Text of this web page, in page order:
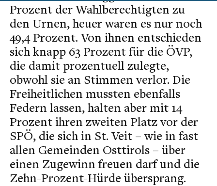
Prozent der Wahlberechtigten zu
den Urnen, heuer waren es nur noch
49,4 Prozent. Von ihnen entschieden
sich knapp 63 Prozent für die ÖVP,
die damit prozentuell zulegte,
obwohl sie an Stimmen verlor. Die
Freiheitlichen mussten ebenfalls
Federn lassen, halten aber mit 14
Prozent ihren zweiten Platz vor der
SPÖ, die sich in St. Veit – wie in fast
allen Gemeinden Osttirols – über
einen Zugewinn freuen darf und die
Zehn-Prozent-Hürde übersprang.